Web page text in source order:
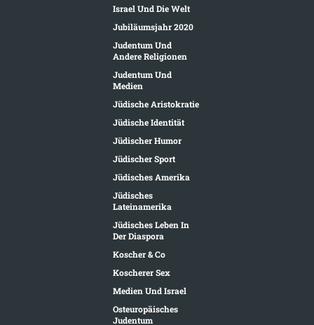
Israel Und Die Welt
Jubiläumsjahr 2020
Judentum Und
Andere Religionen
Judentum Und
Medien
Jüdische Aristokratie
Jüdische Identität
Jüdischer Humor
Jüdischer Sport
Jüdisches Amerika
Jüdisches
Lateinamerika
Jüdisches Leben In
Der Diaspora
Koscher & Co
Koscherer Sex
Medien Und Israel
Osteuropäisches
Judentum